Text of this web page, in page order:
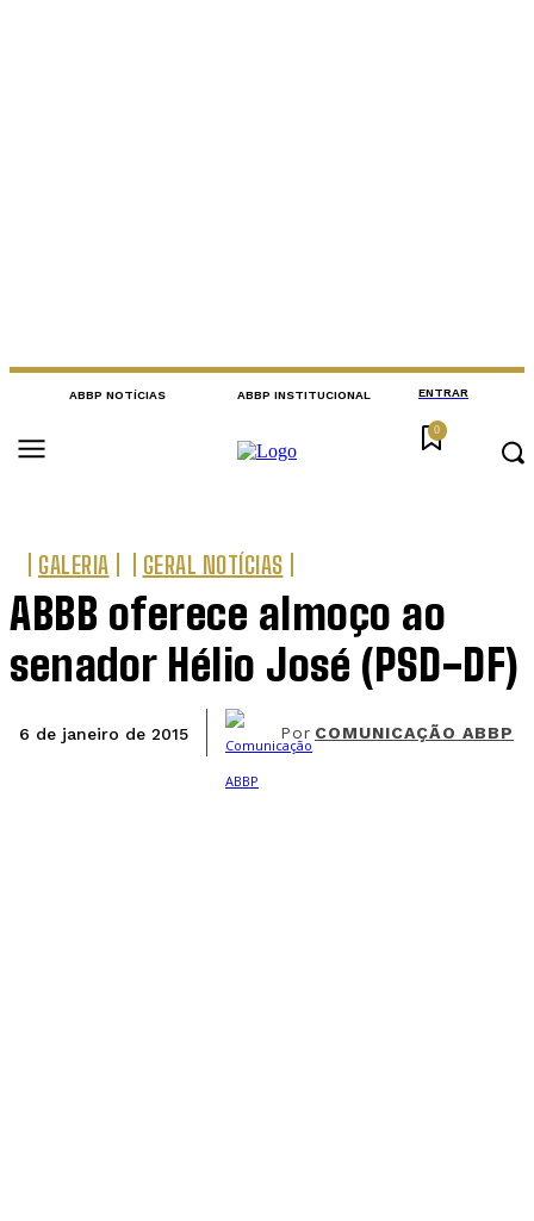
ABBP NOTÍCIAS ABBP INSTITUCIONAL ENTRAR
0
GALERIA GERAL NOTÍCIAS
ABBB oferece almoço ao
senador Hélio José (PSD-DF)
6 de janeiro de 2015 Por COMUNICAÇÃO ABBP